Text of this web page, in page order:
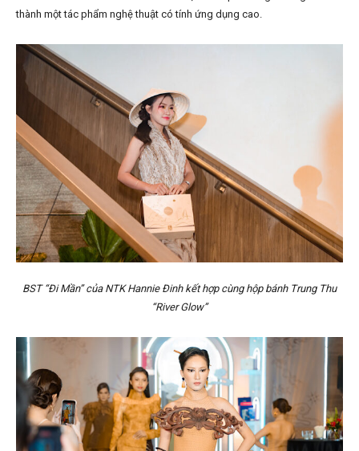
thành một tác phẩm nghệ thuật có tính ứng dụng cao.
BST “Đi Mần” của NTK Hannie Đinh kết hợp cùng hộp bánh Trung Thu
“River Glow”